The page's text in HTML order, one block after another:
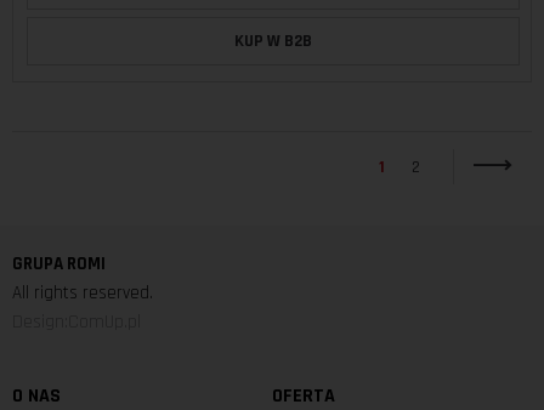
KUP W B2B
1 2
GRUPA ROMI
All rights reserved.
O NAS OFERTA